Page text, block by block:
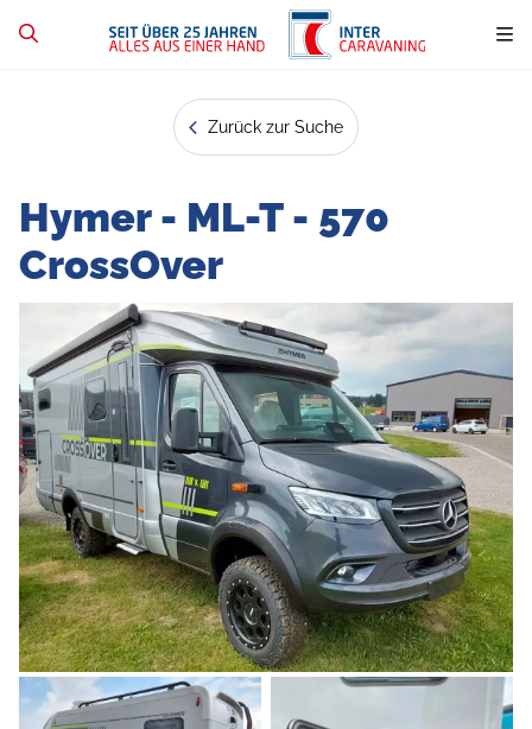
Zurück zur Suche
Hymer - ML-T - 570
CrossOver